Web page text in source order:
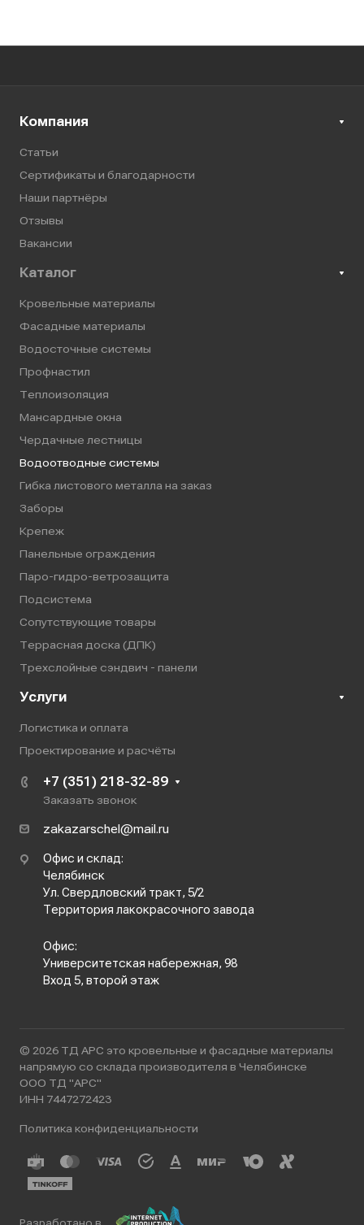
Компания
Статьи
Сертификаты и благодарности
Наши партнёры
Отзывы
Вакансии
Каталог
Кровельные материалы
Фасадные материалы
Водосточные системы
Профнастил
Теплоизоляция
Мансардные окна
Чердачные лестницы
Водоотводные системы
Гибка листового металла на заказ
Заборы
Крепеж
Панельные ограждения
Паро-гидро-ветрозащита
Подсистема
Сопутствующие товары
Террасная доска (ДПК)
Трехслойные сэндвич - панели
Услуги
Логистика и оплата
Проектирование и расчёты
+7 (351) 218-32-89
Заказать звонок
zakazarschel@mail.ru
Офис и склад:
Челябинск
Ул. Свердловский тракт, 5/2
Территория лакокрасочного завода
Офис:
Университетская набережная, 98
Вход 5, второй этаж
© 2026 ТД АРС это кровельные и фасадные материалы
напрямую со склада производителя в Челябинске
ООО ТД "АРС"
ИНН 7447272423
Политика конфиденциальности
Разработано в